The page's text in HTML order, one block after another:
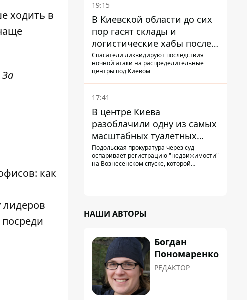
ходить в
как
лидеров
19:15
В Киевской области до сих
пор гасят склады и
логистические хабы после
прилетов ракет - ГСЧС
Спасатели ликвидируют последствия
ночной атаки на распределительные
центры под Киевом
17:41
В центре Киева
разоблачили одну из самых
масштабных туалетных
схем с фиктивным домом
Подольская прокуратура через суд
оспаривает регистрацию "недвижимости"
на Вознесенском спуске, которой
НАШИ АВТОРЫ
Богдан
Пономаренко
РЕДАКТОР